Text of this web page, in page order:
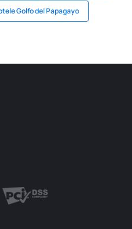
Golfo del Papagayo